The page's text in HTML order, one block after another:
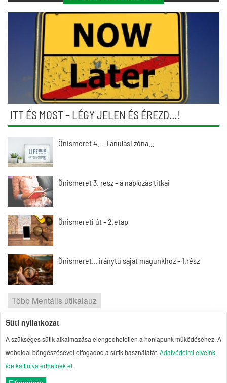
ITT ÉS MOST – LÉGY JELEN ÉS ÉREZD…!
Önismeret 4. – Tanulási zóna…
Önismeret 3. rész - a naplózás titkai
Önismereti út - 2.etap
Önismeret… iránytű saját magunkhoz - 1.rész
Több Mentális útikalauz
Szerzői jogok| Adatvédelmi elvek| Süti
kezelés
Süti nyilatkozat
A szükséges sütik alkalmazása elengedhetetlen a honlapunk működéséhez. A
weboldal böngészésével elfogadod a sütik használatát. Adatvédelmi elveink
ide kattintva érthetőek el.